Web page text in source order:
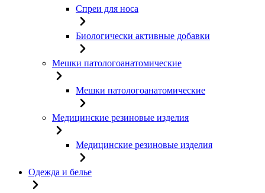
Спреи для носа
Биологически активные добавки
Мешки патологоанатомические
Мешки патологоанатомические
Медицинские резиновые изделия
Медицинские резиновые изделия
Одежда и белье